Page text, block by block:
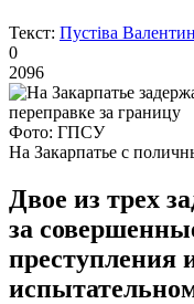
Текст: Пустіва
0
2096
Фото: ГПСУ
На Закарпатье с
Двое из трех
за
преступления